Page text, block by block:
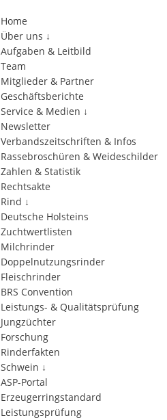
Home
Über uns ↓
Aufgaben & Leitbild
Team
Mitglieder & Partner
Geschäftsberichte
Service & Medien ↓
Newsletter
Verbandszeitschriften & Infos
Rassebroschüren & Weideschilder
Zahlen & Statistik
Rechtsakte
Rind ↓
Deutsche Holsteins
Zuchtwertlisten
Milchrinder
Doppelnutzungsrinder
Fleischrinder
BRS Convention
Leistungs- & Qualitätsprüfung
Jungzüchter
Forschung
Rinderfakten
Schwein ↓
ASP-Portal
Erzeugerringstandard
Leistungsprüfung